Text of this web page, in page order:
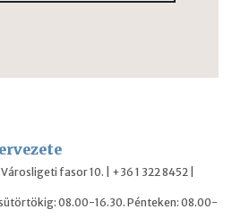
fasor 10. | +36 1 322 8452 |
08.00-16.30. Pénteken: 08.00-